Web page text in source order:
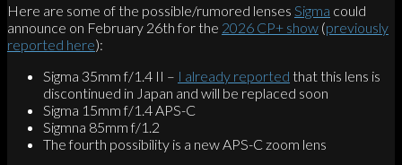
Here are some of the possible/rumored lenses Sigma could
announce on February 26th for the 2026 CP+ show (previously
reported here):
Sigma 35mm f/1.4 II – I already reported that this lens is
discontinued in Japan and will be replaced soon
Sigma 15mm f/1.4 APS-C
Sigmna 85mm f/1.2
The fourth possibility is a new APS-C zoom lens